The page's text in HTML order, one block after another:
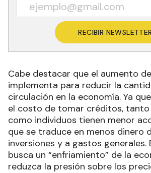
RECIBIR NEWSLETTER
Cabe destacar que el aumento
implementa para reducir la
circulación en la economía. Ya
el costo de tomar créditos, tanto
como individuos tienen menor
que se traduce en menos dinero
inversiones y a gastos generales.
busca un “enfriamiento” de la
reduzca la presión sobre los